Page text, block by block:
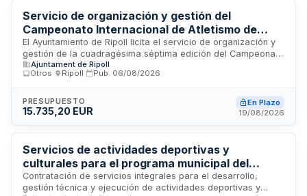
Servicio de organización y gestión del
Campeonato Internacional de Atletismo de
Fondo del Ripollès 2026 - Ayuntamiento de
Ripoll
El Ayuntamiento de Ripoll licita el servicio de organización y
gestión de la cuadragésima séptima edición del Campeonato
Internacional de Atletismo de Fondo del Ripollès, que
comprende tres pruebas de running: media maratón de
cinco kilómetros. El adjudicatario será responsable de la
gestión integral del evento, incluyendo inscripciones,
ayuntamiento, seguridad, control de voluntarios y puntos de
avituallamiento, así como la comunicación mediante web y
correo electrónico a participantes.
Ajuntament de Ripoll
Otros
Ripoll Pub. 06/08/2026
PRESUPUESTO
15.735,20 EUR
En Plazo
19/08/2026
Servicios de actividades deportivas y
culturales para el programa municipal del
Ayuntamiento de Abegondo
Contratación de servicios integrales para el desarrollo,
gestión técnica y ejecución de actividades deportivas y